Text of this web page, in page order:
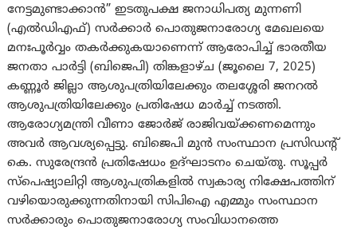
നേട്ടമുണ്ടാക്കാൻ” ഇടതുപക്ഷ ജനാധിപത്യ മുന്നണി
(എൽഡിഎഫ്) സർക്കാർ പൊതുജനാരോഗ്യ മേഖലയെ
മനഃപൂർവ്വം തകർക്കുകയാണെന്ന് ആരോപിച്ച് ഭാരതീയ
ജനതാ പാർട്ടി (ബിജെപി) തിങ്കളാഴ്ച (ജൂലൈ 7, 2025)
കണ്ണൂർ ജില്ലാ ആശുപത്രിയിലേക്കും തലശ്ശേരി ജനറൽ
ആശുപത്രിയിലേക്കും പ്രതിഷേധ മാർച്ച് നടത്തി.
ആരോഗ്യമന്ത്രി വീണാ ജോർജ് രാജിവയ്ക്കണമെന്നും
അവര്‍ ആവശ്യപ്പെട്ടു. ബിജെപി മുൻ സംസ്ഥാന പ്രസിഡന്റ്
കെ. സുരേന്ദ്രൻ പ്രതിഷേധം ഉദ്ഘാടനം ചെയ്തു. സൂപ്പർ
സ്പെഷ്യാലിറ്റി ആശുപത്രികളിൽ സ്വകാര്യ നിക്ഷേപത്തിന്
വഴിയൊരുക്കുന്നതിനായി സിപിഐ എമ്മും സംസ്ഥാന
സർക്കാരും പൊതുജനാരോഗ്യ സംവിധാനത്തെ